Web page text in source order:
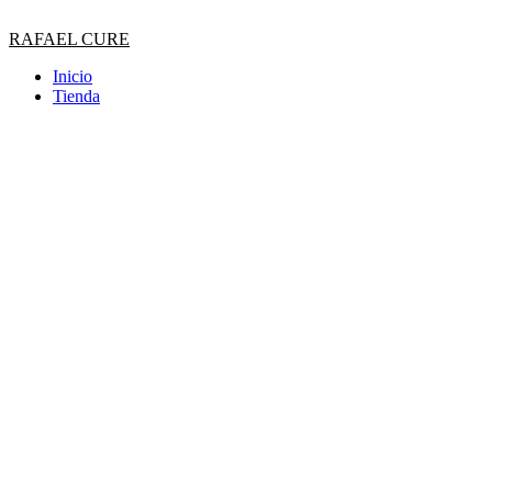
al
RAFAEL CURE
Inicio
Tienda